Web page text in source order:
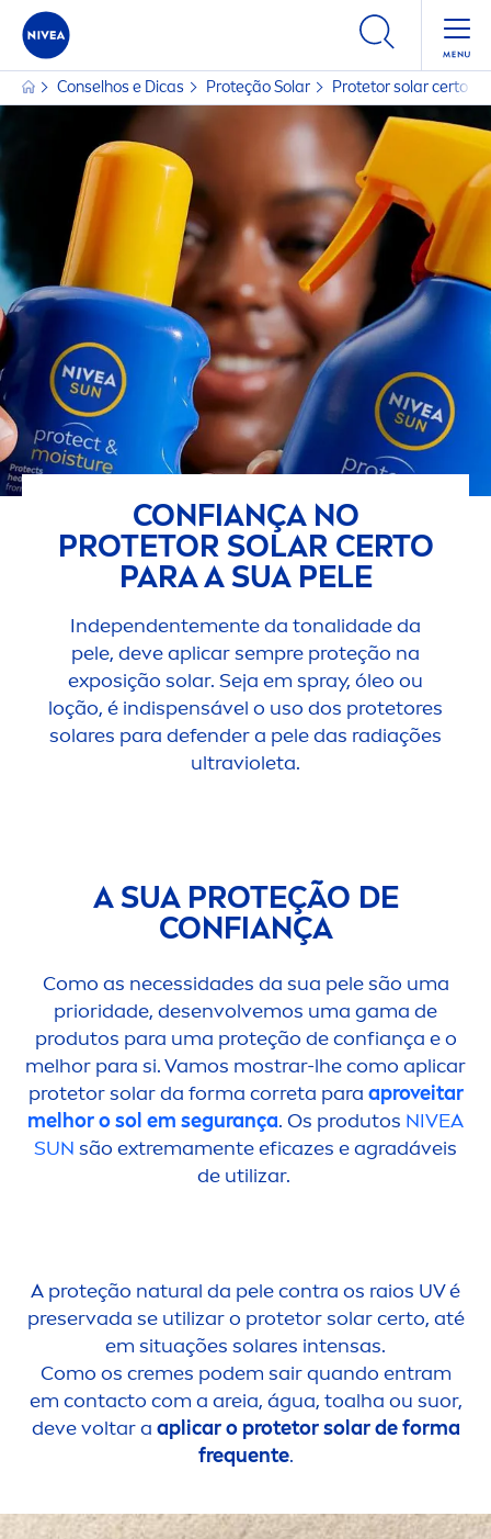
Conselhos e Dicas Proteção Solar Protetor solar certo
CONFIANÇA NO
PROTETOR SOLAR CERTO
PARA A SUA PELE
Independentemente da tonalidade da
pele, deve aplicar sempre proteção na
exposição solar. Seja em spray, óleo ou
loção, é indispensável o uso dos protetores
solares para defender a pele das radiações
ultravioleta.
A SUA PROTEÇÃO DE
CONFIANÇA
Como as necessidades da sua pele são uma
prioridade, desenvolvemos uma gama de
produtos para uma proteção de confiança e o
melhor para si. Vamos mostrar-lhe como aplicar
protetor solar da forma correta para aproveitar
melhor o sol em segurança. Os produtos NIVEA
SUN são extremamente eficazes e agradáveis
de utilizar.
A proteção natural da pele contra os raios UV é
preservada se utilizar o protetor solar certo, até
em situações solares intensas.
Como os cremes podem sair quando entram
em contacto com a areia, água, toalha ou suor,
deve voltar a aplicar o protetor solar de forma
frequente.